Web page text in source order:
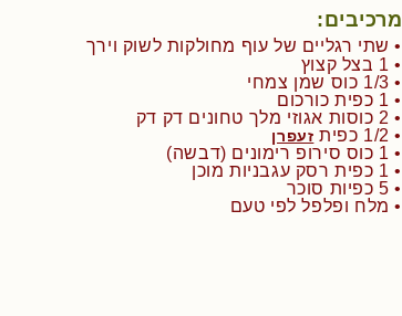
מרכיבים:
• שתי רגליים של עוף מחולקות לשוק וירך
• 1 בצל קצוץ
• 1/3 כוס שמן צמחי
• 1 כפית כורכום
• 2 כוסות אגוזי מלך טחונים דק דק
• 1/2 כפית
זעפרן
• 1 כוס סירופ רימונים (דבשה)
• 1 כפית רסק עגבניות מוכן
• 5 כפיות סוכר
• מלח ופלפל לפי טעם